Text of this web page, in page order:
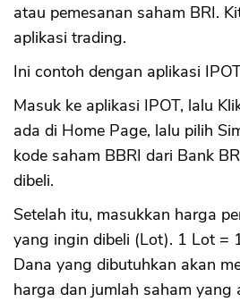
atau pemesanan saham BRI.
aplikasi trading.
Ini contoh dengan aplikasi
Masuk ke aplikasi IPOT, lalu
ada di Home Page, lalu pilih
kode saham BBRI dari Bank
dibeli.
Setelah itu, masukkan harga
yang ingin dibeli (Lot). 1 Lot =
Dana yang dibutuhkan akan
harga dan jumlah saham yang